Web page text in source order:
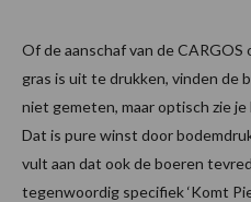
Of de aanschaf van de
gras is uit te drukken, vinden de
niet gemeten, maar optisch zie
Dat is pure winst door
vult aan dat ook de boeren
tegenwoordig specifiek ‘Komt